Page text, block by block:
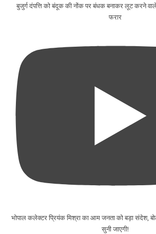
बुजुर्ग दंपत्ति को बंदूक की नोंक पर बंधक बनाकर लूट करने
फरार
भोपाल कलेक्टर प्रियंक मिश्रा का आम जनता को बड़ा संदेश,
सुनी जाएगी!